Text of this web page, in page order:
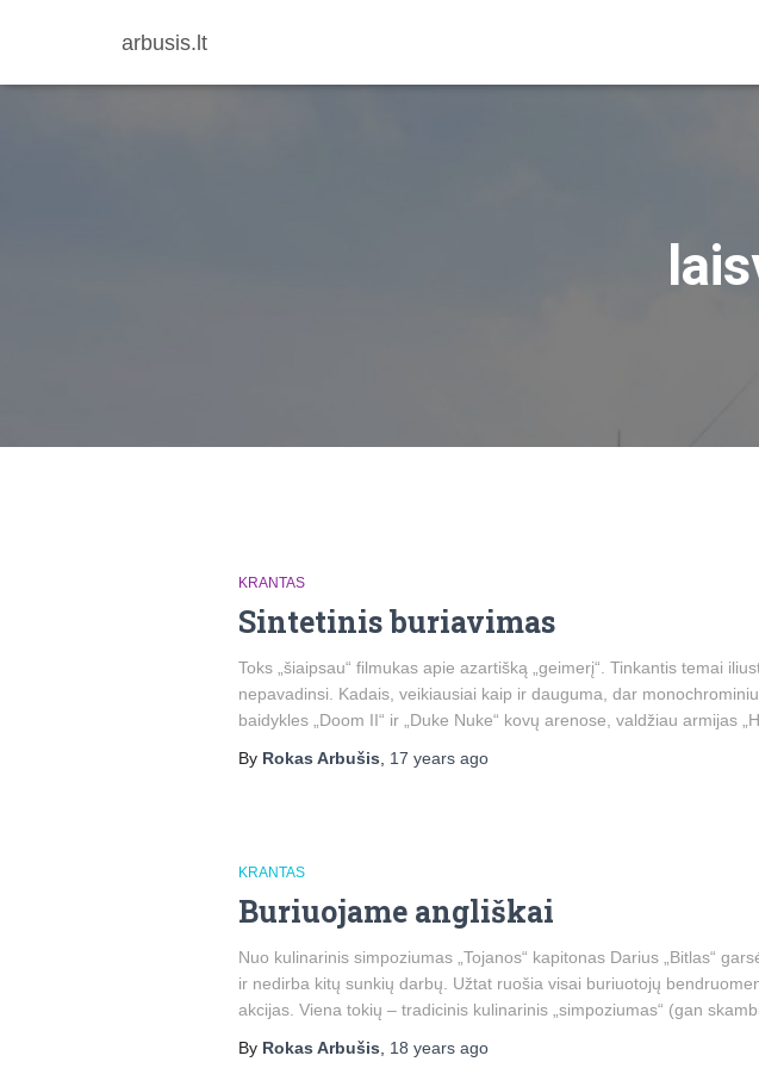
arbusis.lt
KRANTAS
Sintetinis buriavimas
Toks „šiaipsau“ filmukas apie azartišką „geimerį“. Tinkantis temai
nepavadinsi. Kadais, veikiausiai kaip ir dauguma, dar
baidykles „Doom II“ ir „Duke Nuke“ kovų arenose, valdžiau armijas
By Rokas Arbušis 17 yearsago
KRANTAS
Buriuojame angliškai
Nuo kulinarinis simpoziumas „Tojanos“ kapitonas Darius „Bitlas“
ir nedirba kitų sunkių darbų. Užtat ruošia visai buriuotojų
akcijas. Viena tokių – tradicinis kulinarinis „simpoziumas“ (gan
By Rokas Arbušis 18 yearsago